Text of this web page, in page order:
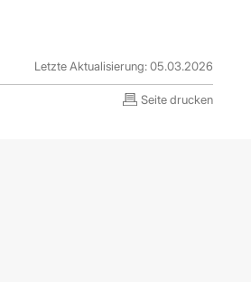
Letzte Aktualisierung: 05.03.2026
Seite drucken